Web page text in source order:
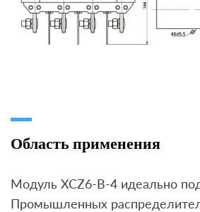
Область применения
Модуль XCZ6-B-4 идеально
Промышленных